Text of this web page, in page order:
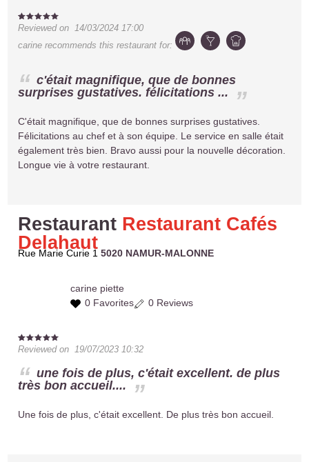
Reviewed on
14/03/2024 17:00
carine recommends this restaurant for:
c'était magnifique, que de bonnes
surprises gustatives. félicitations ...
C'était magnifique, que de bonnes surprises gustatives.
Félicitations au chef et à son équipe. Le service en salle était
également très bien. Bravo aussi pour la nouvelle décoration.
Longue vie à votre restaurant.
Restaurant Restaurant Cafés
Delahaut
Rue Marie Curie 15020 NAMUR-MALONNE
carine piette
0 Favorites
0 Reviews
Reviewed on19/07/2023 10:32
une fois de plus, c'était excellent. de plus
très bon accueil....
Une fois de plus, c'était excellent. De plus très bon accueil.